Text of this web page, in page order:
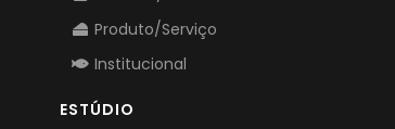
Produto/Serviço
Institucional
ESTÚDIO